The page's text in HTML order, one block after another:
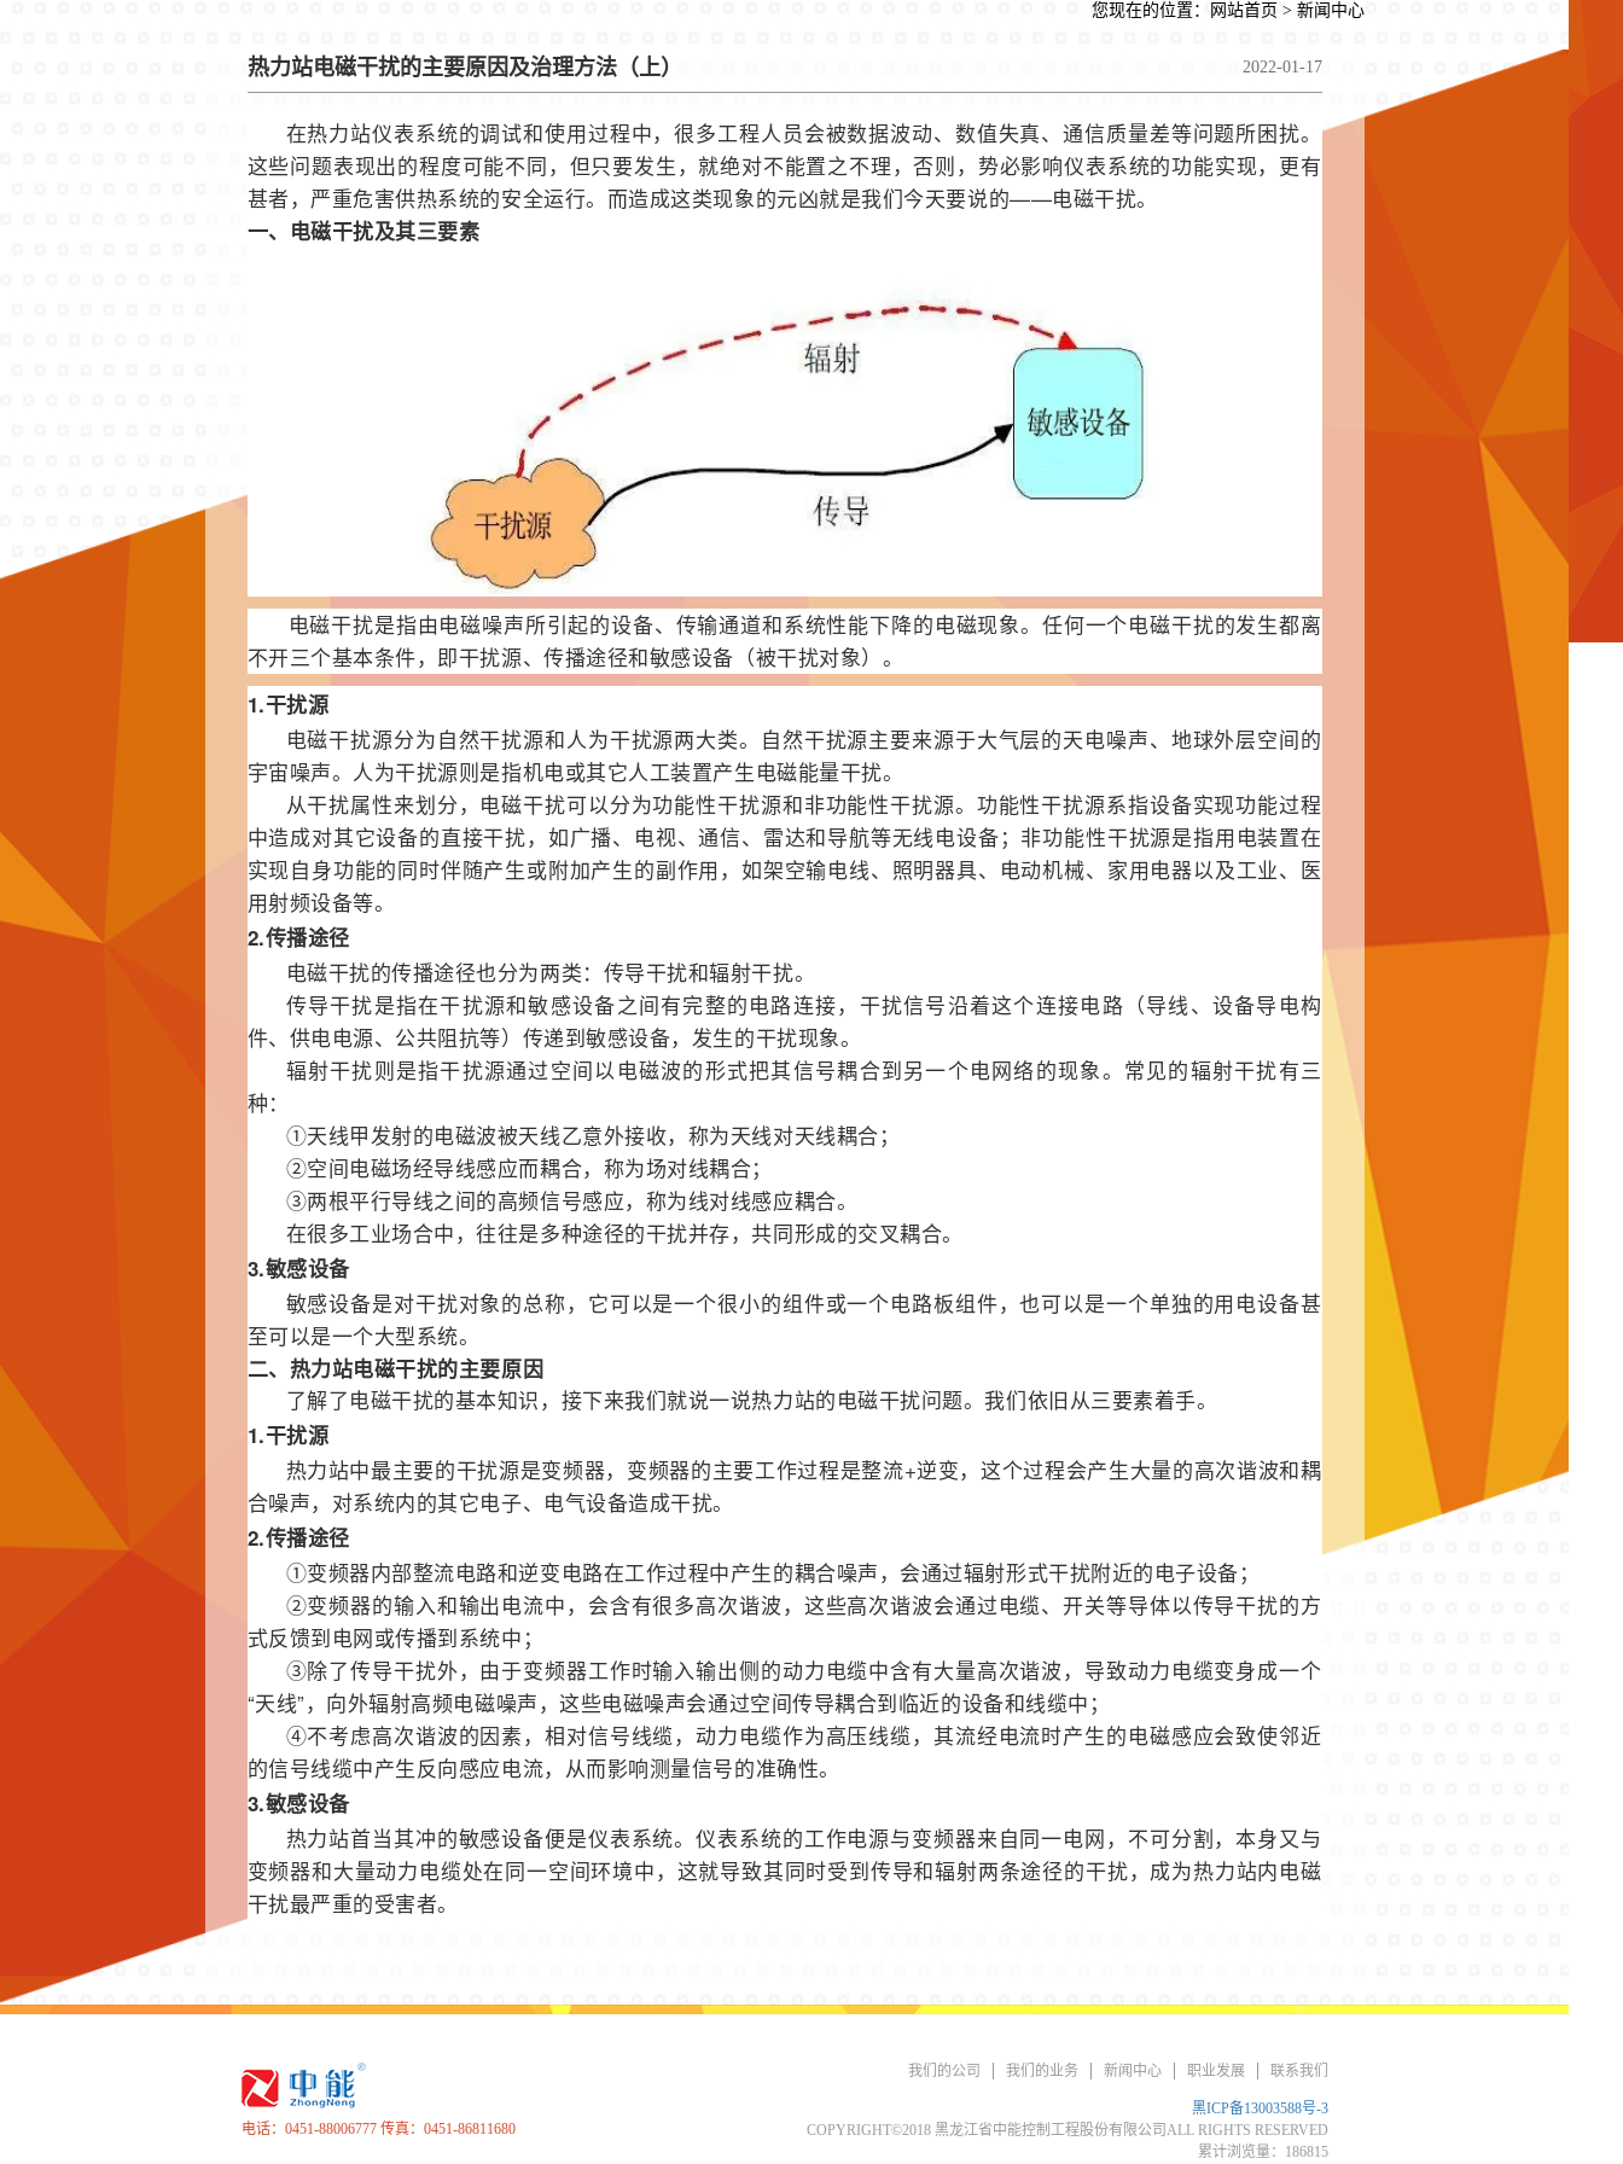
您现在的位置： 网站首页> 新闻中心
热力站电磁干扰的主要原因及治理方法（上） 2022-01-17
在热力站仪表系统的调试和使用过程中，很多工程人员会被数据波动、数值失真、通信质量差等问题所困扰。
这些问题表现出的程度可能不同，但只要发生，就绝对不能置之不理，否则，势必影响仪表系统的功能实现，更有
甚者，严重危害供热系统的安全运行。而造成这类现象的元凶就是我们今天要说的——电磁干扰。
一、电磁干扰及其三要素
电磁干扰是指由电磁噪声所引起的设备、传输通道和系统性能下降的电磁现象。 任何一个电磁干扰的发生都离
不开三个基本条件，即干扰源、传播途径和敏感设备（被干扰对象）。
1.干扰源
电磁干扰源分为自然干扰源和人为干扰源两大类。自然干扰源主要来源于大气层的天电噪声、地球外层空间的
宇宙噪声。人为干扰源则是指机电或其它人工装置产生电磁能量干扰。
从干扰属性来划分，电磁干扰可以分为功能性干扰源和非功能性干扰源。功能性干扰源系指设备实现功能过程
中造成对其它设备的直接干扰，如广播、电视、通信、雷达和导航等无线电设备；非功能性干扰源是指用电装置在
实现自身功能的同时伴随产生或附加产生的副作用，如架空输电线、照明器具、电动机械、家用电器以及工业、医
用射频设备等。
2.传播途径
电磁干扰的传播途径也分为两类：传导干扰和辐射干扰。
传导干扰是指在干扰源和敏感设备之间有完整的电路连接，干扰信号沿着这个连接电路（导线、设备导电构
件、供电电源、公共阻抗等）传递到敏感设备，发生的干扰现象。
辐射干扰则是指干扰源通过空间以电磁波的形式把其信号耦合到另一个电网络的现象。 常见的辐射干扰有三
种：
①天线甲发射的电磁波被天线乙意外接收，称为天线对天线耦合；
②空间电磁场经导线感应而耦合，称为场对线耦合；
③两根平行导线之间的高频信号感应，称为线对线感应耦合。
在很多工业场合中，往往是多种途径的干扰并存，共同形成的交叉耦合。
3.敏感设备
敏感设备是对干扰对象的总称，它可以是一个很小的组件或一个电路板组件，也可以是一个单独的用电设备甚
至可以是一个大型系统。
二、热力站电磁干扰的主要原因
了解了电磁干扰的基本知识，接下来我们就说一说热力站的电磁干扰问题。我们依旧从三要素着手。
1.干扰源
热力站中最主要的干扰源是变频器，变频器的主要工作过程是整流+逆变，这个过程会产生大量的高次谐波和耦
合噪声，对系统内的其它电子、电气设备造成干扰。
2.传播途径
①变频器内部整流电路和逆变电路在工作过程中产生的耦合噪声，会通过辐射形式干扰附近的电子设备；
②变频器的输入和输出电流中，会含有很多高次谐波，这些高次谐波会通过电缆、开关等导体以传导干扰的方
式反馈到电网或传播到系统中；
③除了传导干扰外，由于变频器工作时输入输出侧的动力电缆中含有大量高次谐波，导致动力电缆变身成一个
“天线”，向外辐射高频电磁噪声，这些电磁噪声会通过空间传导耦合到临近的设备和线缆中；
④不考虑高次谐波的因素，相对信号线缆，动力电缆作为高压线缆，其流经电流时产生的电磁感应会致使邻近
的信号线缆中产生反向感应电流，从而影响测量信号的准确性。
3.敏感设备
热力站首当其冲的敏感设备便是仪表系统。仪表系统的工作电源与变频器来自同一电网，不可分割，本身又与
变频器和大量动力电缆处在同一空间环境中，这就导致其同时受到传导和辐射两条途径的干扰，成为热力站内电磁
干扰最严重的受害者。
电话：0451-88006777 传真：0451-86811680
我们的公司 我们的业务 新闻中心 职业发展 联系我们
黑ICP备13003588号-3
COPYRIGHT©2018 黑龙江省中能控制工程股份有限公司ALL RIGHTS RESERVED
累计浏览量：186815